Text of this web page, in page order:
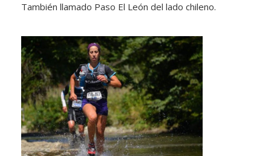
También llamado Paso El León del lado chileno.